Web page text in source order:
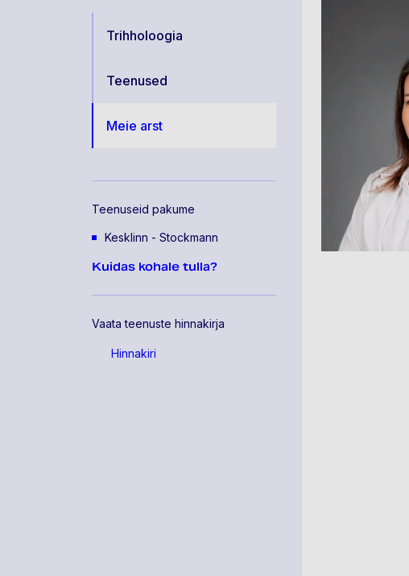
Trihholoogia
Teenused
Meie arst
Teenuseid pakume
Kesklinn - Stockmann
Kuidas kohale tulla?
Vaata teenuste hinnakirja
Hinnakiri